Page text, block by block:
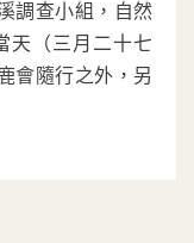
調查小組，自然
天（三月二十七
會隨行之外，另